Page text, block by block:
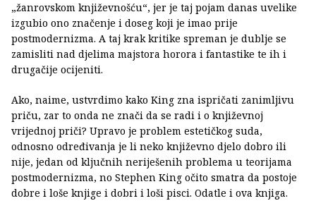
„žanrovskom književnošću“, jer je taj pojam danas uvelike
izgubio ono značenje i doseg koji je imao prije
postmodernizma. A taj krak kritike spreman je dublje se
zamisliti nad djelima majstora horora i fantastike te ih i
drugačije ocijeniti.
Ako, naime, ustvrdimo kako King zna ispričati zanimljivu
priču, zar to onda ne znači da se radi i o književnoj
vrijednoj priči? Upravo je problem estetičkog suda,
odnosno određivanja je li neko književno djelo dobro ili
nije, jedan od ključnih neriješenih problema u teorijama
postmodernizma, no Stephen King očito smatra da postoje
dobre i loše knjige i dobri i loši pisci. Odatle i ova knjiga.